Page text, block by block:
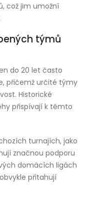
což jim umožní
týmů
do 20 let často
přičemž určité týmy
Historické
přispívají k těmto
turnajích, jako
značnou podporu
domácích ligách
přitahují